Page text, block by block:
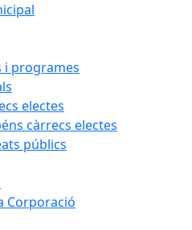
i programes
electes
càrrecs electes
públics
Corporació